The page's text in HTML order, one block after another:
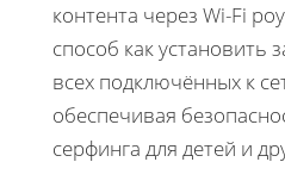
контента через Wi-Fi
способ как установить
всех подключённых к
обеспечивая
серфинга для детей и